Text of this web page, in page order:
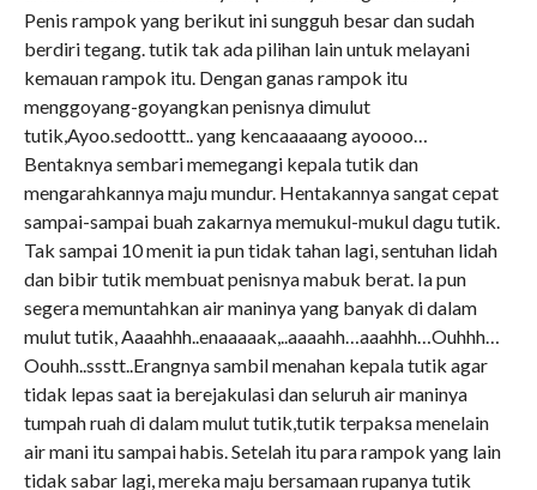
Penis rampok yang berikut ini sungguh besar dan sudah
berdiri tegang. tutik tak ada pilihan lain untuk melayani
kemauan rampok itu. Dengan ganas rampok itu
menggoyang-goyangkan penisnya dimulut
tutik,Ayoo.sedoottt.. yang kencaaaaang ayoooo…
Bentaknya sembari memegangi kepala tutik dan
mengarahkannya maju mundur. Hentakannya sangat cepat
sampai-sampai buah zakarnya memukul-mukul dagu tutik.
Tak sampai 10 menit ia pun tidak tahan lagi, sentuhan lidah
dan bibir tutik membuat penisnya mabuk berat. Ia pun
segera memuntahkan air maninya yang banyak di dalam
mulut tutik, Aaaahhh..enaaaaak,..aaaahh…aaahhh…Ouhhh…
Oouhh..ssstt..Erangnya sambil menahan kepala tutik agar
tidak lepas saat ia berejakulasi dan seluruh air maninya
tumpah ruah di dalam mulut tutik,tutik terpaksa menelain
air mani itu sampai habis. Setelah itu para rampok yang lain
tidak sabar lagi, mereka maju bersamaan rupanya tutik